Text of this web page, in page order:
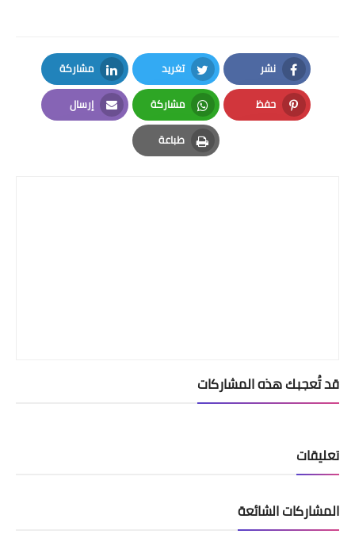
نشر
Facebook
تغريد
Twitter
مشاركة
LinkedIn
حفظ
Pinterest
مشاركة
Whatsapp
إرسال
Email
طباعة
Print
قد تُعجبك هذه المشاركات
تعليقات
المشاركات الشائعة